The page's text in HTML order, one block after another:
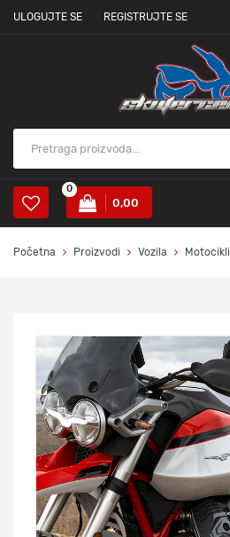
ULOGUJTE SE REGISTRUJTE SE
0
0,00
Početna Proizvodi Vozila Motocikli